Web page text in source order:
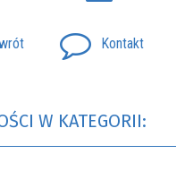
Kontakt
W KATEGORII: